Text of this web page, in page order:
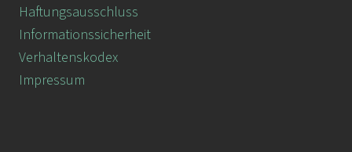
Haftungsausschluss
Informationssicherheit
Verhaltenskodex
Impressum